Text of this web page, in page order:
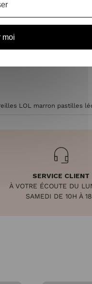
LOL marron pastilles
SERVICE CLIENT
À VOTRE ÉCOUTE DU
SAMEDI DE 10H À
moi